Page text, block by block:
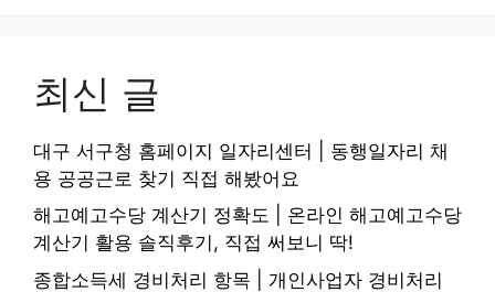
최신 글
대구 서구청 홈페이지 일자리센터 | 동행일자리 채
용 공공근로 찾기 직접 해봤어요
해고예고수당 계산기 정확도 | 온라인 해고예고수당
계산기 활용 솔직후기, 직접 써보니 딱!
종합소득세 경비처리 항목 | 개인사업자 경비처리